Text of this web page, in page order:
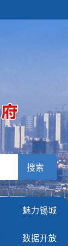
魅力锡城
数据开放